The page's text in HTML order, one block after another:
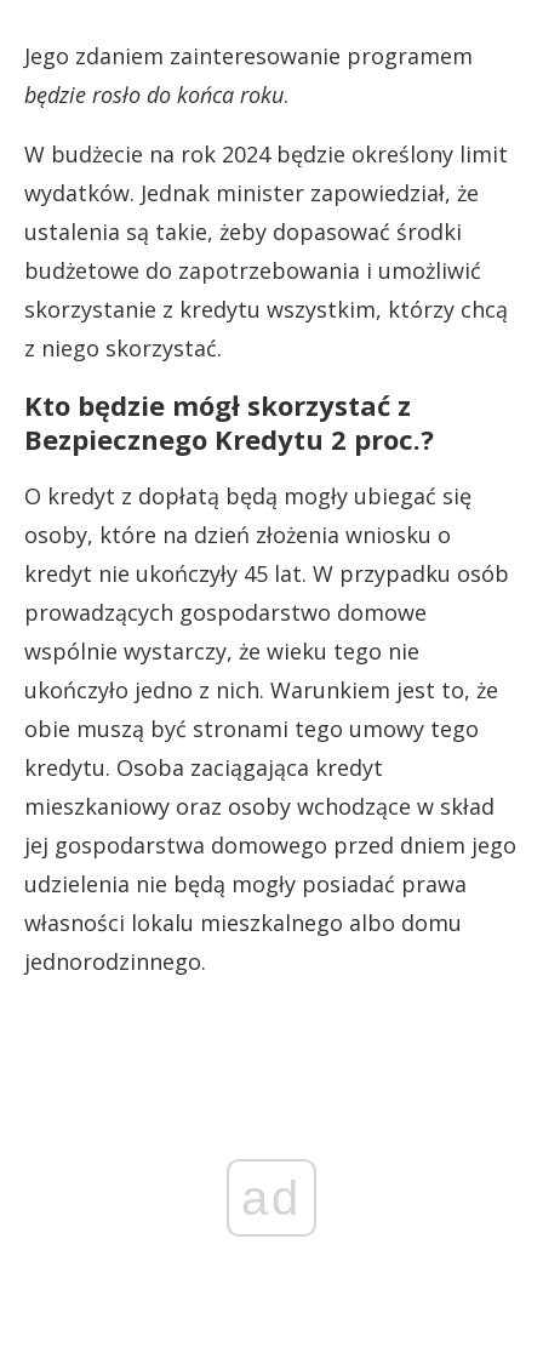
Jego zdaniem zainteresowanie programem
będzie rosło do końca roku.
W budżecie na rok 2024 będzie określony limit
wydatków. Jednak minister zapowiedział, że
ustalenia są takie, żeby dopasować środki
budżetowe do zapotrzebowania i umożliwić
skorzystanie z kredytu wszystkim, którzy chcą
z niego skorzystać.
Kto będzie mógł skorzystać z
Bezpiecznego Kredytu 2 proc.?
O kredyt z dopłatą będą mogły ubiegać się
osoby, które na dzień złożenia wniosku o
kredyt nie ukończyły 45 lat. W przypadku osób
prowadzących gospodarstwo domowe
wspólnie wystarczy, że wieku tego nie
ukończyło jedno z nich. Warunkiem jest to, że
obie muszą być stronami tego umowy tego
kredytu. Osoba zaciągająca kredyt
mieszkaniowy oraz osoby wchodzące w skład
jej gospodarstwa domowego przed dniem jego
udzielenia nie będą mogły posiadać prawa
własności lokalu mieszkalnego albo domu
jednorodzinnego.
ad